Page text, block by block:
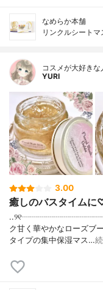
なめらか本舗
リンクルシートマ
コスメが大好きな
YURI
3.00
癒しのバスタイムに
ク甘く華やかなローズブ
タイプの集中保湿マス…